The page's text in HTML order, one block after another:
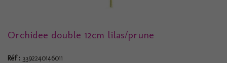
Orchidee double 12cm lilas/prune
Réf : 3392240146011